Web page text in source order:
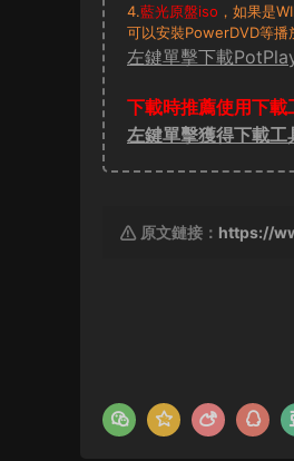
4.藍光原盤iso ，如果是
可以安裝PowerDVD等播
左鍵單擊下載
下載時推薦使用下載
左鍵單擊獲得下載
原文鏈接： https://